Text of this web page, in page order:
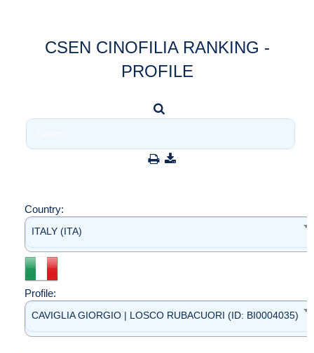
CSEN CINOFILIA RANKING -
PROFILE
Country:
ITALY (ITA)
Profile:
CAVIGLIA GIORGIO | LOSCO RUBACUORI (ID: BI0004035)